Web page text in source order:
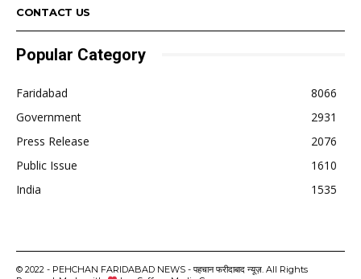
CONTACT US
Popular Category
Faridabad
8066
Government
2931
Press Release
2076
Public Issue
1610
India
1535
© 2022 - PEHCHAN FARIDABAD NEWS - पहचान फरीदाबाद न्यूज़. All Rights